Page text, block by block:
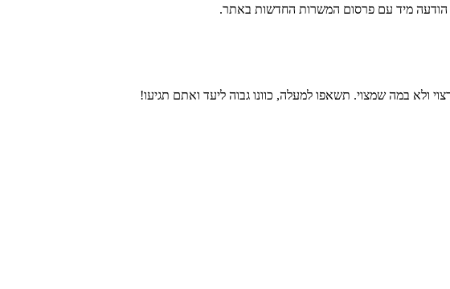
הודעה מיד עם פרסום המשרות החדשות באתר.
ולא במה שמצוי. תשאפו למעלה, כוונו גבוה ליעד ואתם תגיעו!